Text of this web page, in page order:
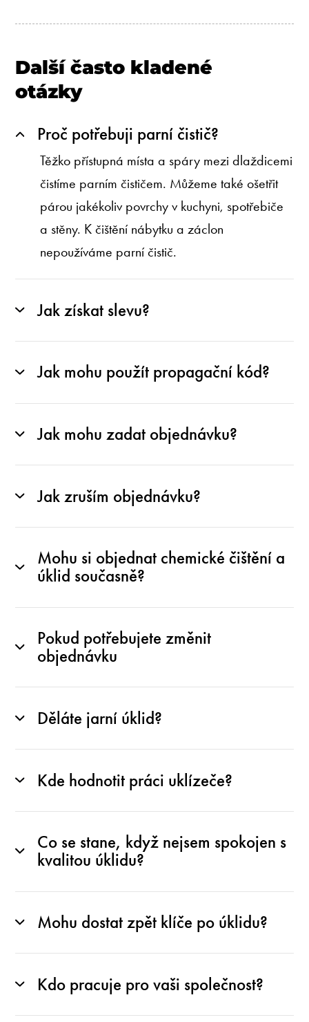
Další často kladené
otázky
Proč potřebuji parní čistič?
Těžko přístupná místa a spáry mezi dlaždicemi
čistíme parním čističem. Můžeme také ošetřit
párou jakékoliv povrchy v kuchyni, spotřebiče
a stěny. K čištění nábytku a záclon
nepoužíváme parní čistič.
Jak získat slevu?
Jak mohu použít propagační kód?
Jak mohu zadat objednávku?
Jak zruším objednávku?
Mohu si objednat chemické čištění a
úklid současně?
Pokud potřebujete změnit
objednávku
Děláte jarní úklid?
Kde hodnotit práci uklízeče?
Co se stane, když nejsem spokojen s
kvalitou úklidu?
Mohu dostat zpět klíče po úklidu?
Kdo pracuje pro vaši společnost?